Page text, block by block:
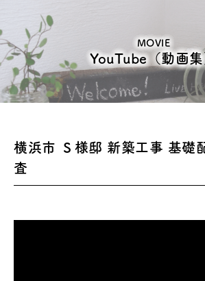
MOVIE
YouTube（動画
横浜市 Ｓ様邸 新築工事 基礎
査